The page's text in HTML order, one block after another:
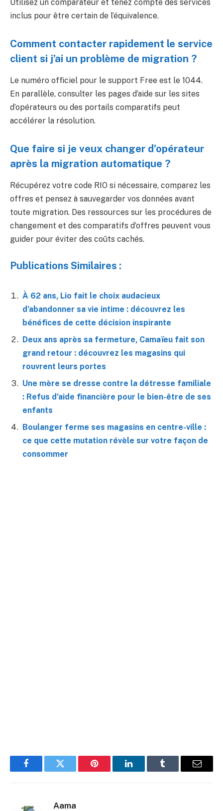
Utilisez un comparateur et tenez compte des services
inclus pour être certain de l’équivalence.
Comment contacter rapidement le service
client si j’ai un problème de migration ?
Le numéro officiel pour le support Free est le 1044.
En parallèle, consulter les pages d’aide sur les sites
d’opérateurs ou des portails comparatifs peut
accélérer la résolution.
Que faire si je veux changer d’opérateur
après la migration automatique ?
Récupérez votre code RIO si nécessaire, comparez les
offres et pensez à sauvegarder vos données avant
toute migration. Des ressources sur les procédures de
changement et des comparatifs d’offres peuvent vous
guider pour éviter des coûts cachés.
Publications Similaires :
À 62 ans, Lio fait le choix audacieux
d’abandonner sa vie intime : découvrez les
bénéfices de cette décision inspirante
Deux ans après sa fermeture, Camaïeu fait son
grand retour : découvrez les magasins qui
rouvrent leurs portes
Une mère se dresse contre la détresse familiale
: Refus d’aide financière pour le bien-être de ses
enfants
Boulanger ferme ses magasins en centre-ville :
ce que cette mutation révèle sur votre façon de
consommer
FacebookTwitter Pinterest LinkedInTumblr
E-
Aama